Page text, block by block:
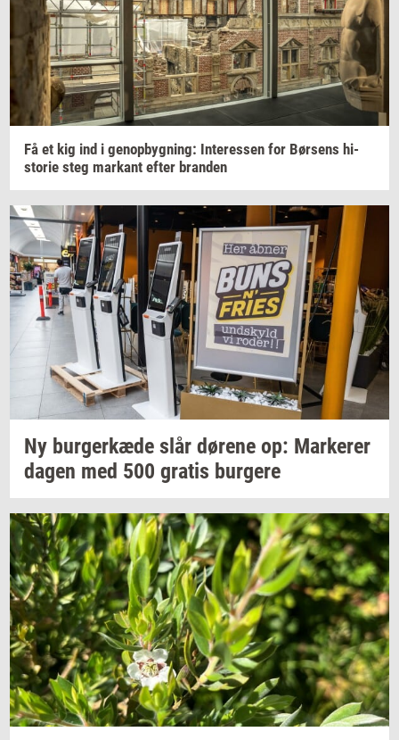
Få et kig ind i genop­byg­ning: In­ter­es­sen for Bør­sens hi­
sto­rie steg mar­kant efter bran­den
Ny bur­ger­kæ­de slår dø­re­ne op: Mar­ke­rer
dagen med 500 gra­tis bur­ge­re